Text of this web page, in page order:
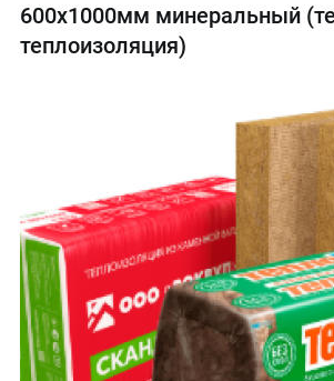
600х1000мм минеральный
теплоизоляция)